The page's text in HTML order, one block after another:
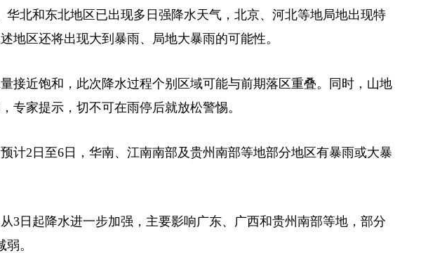
北和东北地区已出现多日强降水天气，北京、河北等地局地出现特
地区还将出现大到暴雨、局地大暴雨的可能性。
近饱和，此次降水过程个别区域可能与前期落区重叠。同时，山地
专家提示，切不可在雨停后就放松警惕。
2日至6日，华南、江南南部及贵州南部等地部分地区有暴雨或大暴
日起降水进一步加强，主要影响广东、广西和贵州南部等地，部分
。